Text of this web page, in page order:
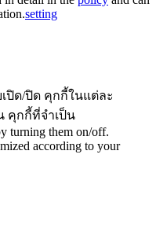
setting
ปิด/ปิด คุกกี้ในแต่ละ
คุกกี้ที่จำเป็น
turning them on/off.
according to your